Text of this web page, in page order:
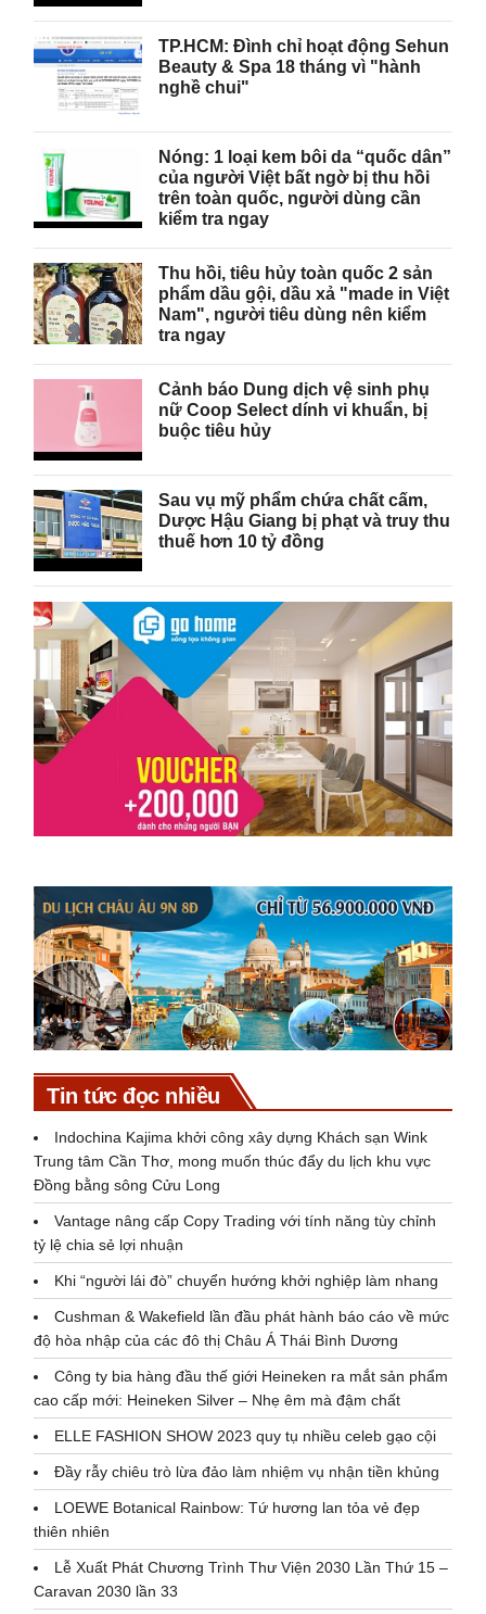
TP.HCM: Đình chỉ hoạt động Sehun
Beauty & Spa 18 tháng vì "hành
nghề chui"
Nóng: 1 loại kem bôi da “quốc dân”
của người Việt bất ngờ bị thu hồi
trên toàn quốc, người dùng cần
kiểm tra ngay
Thu hồi, tiêu hủy toàn quốc 2 sản
phẩm dầu gội, dầu xả "made in Việt
Nam", người tiêu dùng nên kiểm
tra ngay
Cảnh báo Dung dịch vệ sinh phụ
nữ Coop Select dính vi khuẩn, bị
buộc tiêu hủy
Sau vụ mỹ phẩm chứa chất cấm,
Dược Hậu Giang bị phạt và truy thu
thuế hơn 10 tỷ đồng
Tin tức đọc nhiều
Indochina Kajima khởi công xây dựng Khách sạn Wink
Trung tâm Cần Thơ, mong muốn thúc đẩy du lịch khu vực
Đồng bằng sông Cửu Long
Vantage nâng cấp Copy Trading với tính năng tùy chỉnh
tỷ lệ chia sẻ lợi nhuận
Khi “người lái đò” chuyển hướng khởi nghiệp làm nhang
Cushman & Wakefield lần đầu phát hành báo cáo về mức
độ hòa nhập của các đô thị Châu Á Thái Bình Dương
Công ty bia hàng đầu thế giới Heineken ra mắt sản phẩm
cao cấp mới: Heineken Silver – Nhẹ êm mà đậm chất
ELLE FASHION SHOW 2023 quy tụ nhiều celeb gạo cội
Đầy rẫy chiêu trò lừa đảo làm nhiệm vụ nhận tiền khủng
LOEWE Botanical Rainbow: Tứ hương lan tỏa vẻ đẹp
thiên nhiên
Lễ Xuất Phát Chương Trình Thư Viện 2030 Lần Thứ 15 –
Caravan 2030 lần 33